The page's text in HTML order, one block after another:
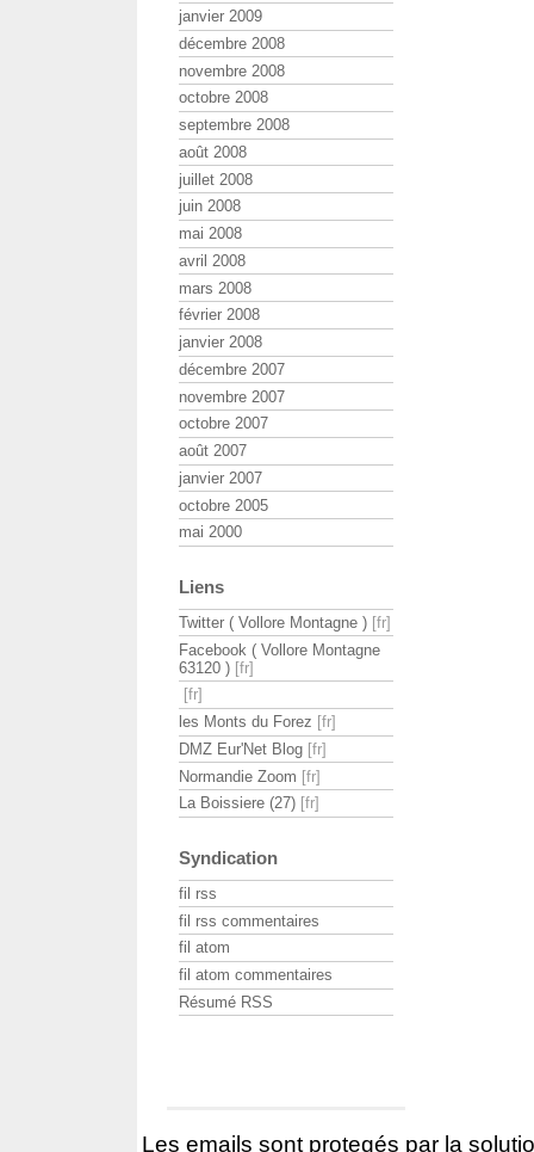
janvier 2009
décembre 2008
novembre 2008
octobre 2008
septembre 2008
août 2008
juillet 2008
juin 2008
mai 2008
avril 2008
mars 2008
février 2008
janvier 2008
décembre 2007
novembre 2007
octobre 2007
août 2007
janvier 2007
octobre 2005
mai 2000
Liens
Twitter ( Vollore Montagne )
Facebook ( Vollore Montagne
63120 )
les Monts du Forez
DMZ Eur'Net Blog
Normandie Zoom
La Boissiere (27)
Syndication
fil rss
fil rss commentaires
fil atom
fil atom commentaires
Résumé RSS
Les emails sont protegés par la